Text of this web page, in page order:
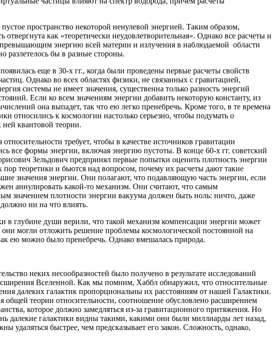
пространство некоторой ненулевой энергией. Таким образом,
как «теоретически неудовлетворительная». Однако все расчеты и
энергию всей материи и излучения в наблюдаемой области
разлетелось бы в разные стороны.
еще в 30-х гг., когда были проведены первые расчеты свойств
Однако во всех областях физики, не связанных с гравитацией,
системы не имеет значения, существенна только разность энергий
Если ко всем значениям энергии добавить некоторую константу, из
она выпадет, так что ею легко пренебречь. Кроме того, в те времена
относились к космологии настолько серьезно, чтобы подумать о
квантовой теории.
требует, чтобы в качестве источников гравитации
все формы энергии, включая энергию пустоты. В конце 60-х гг. советский
Зельдович предпринял первые попытки оценить плотность энергии
пор теоретики и бьются над вопросом, почему их расчеты дают такие
значения энергии. Они полагают, что подавляющую часть энергии, если
аннулировать какой-то механизм. Они считают, что самым
значением плотности энергии вакуума должен быть ноль: ничто, даже
ни на что влиять.
в глубине души верили, что такой механизм компенсации энергии может
они могли отложить решение проблемы космологической постоянной на
ею можно было пренебречь. Однако вмешалась природа.
неких несообразностей было получено в результате исследований
Вселенной. Как мы помним, Хаббл обнаружил, что относительные
далеких галактик пропорциональны их расстояниям от нашей Галактики.
общей теории относительности, соотношение обусловлено расширением
которое должно замедляться из-за гравитационного притяжения. Но
далекие галактики видны такими, какими они были миллиарды лет назад,
быстрее, чем предсказывает его закон. Сложность, однако,